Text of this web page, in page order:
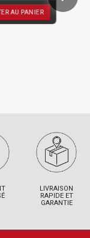
LIVRAISON
RAPIDE ET
GARANTIE